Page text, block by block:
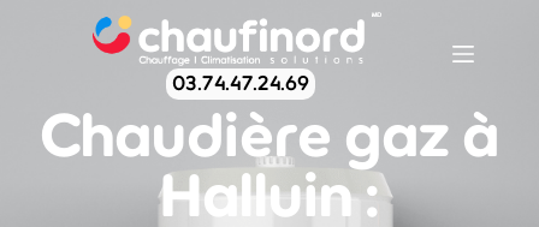
03.74.47.24.69
Chaudière gaz à
Halluin :